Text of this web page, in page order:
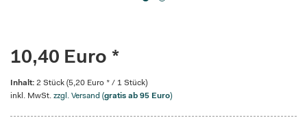
10,40 Euro *
Inhalt: 2 Stück (5,20 Euro * / 1 Stück)
inkl. MwSt. zzgl. Versand (gratis ab 95 Euro)